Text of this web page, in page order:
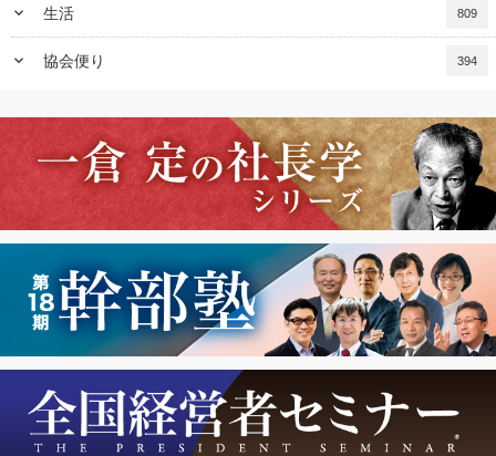
keyboard_arrow_down 生活 809
keyboard_arrow_down 協会便り 394